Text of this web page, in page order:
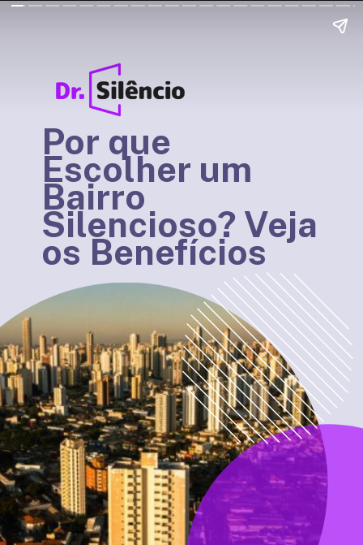
Por que
Escolher um
Bairro
Silencioso? Veja
os Benefícios